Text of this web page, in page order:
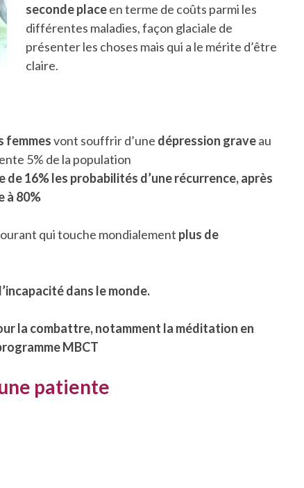
seconde placeen terme de coûts parmi les
différentes maladies, façon glaciale de
présenter les choses mais qui a le mérite d’être
claire.
femmesvont souffrir d’une dépression graveau
5% de la population
16% les probabilités d’une récurrence, après
à 80%
qui touche mondialement plus de
dans le monde.
la combattre, notamment la méditation en
MBCT
patiente